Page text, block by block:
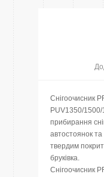
Снігоочисник
PUV1350/
прибирання
автостоянок та
твердим
бруківка.
Снігоочисник